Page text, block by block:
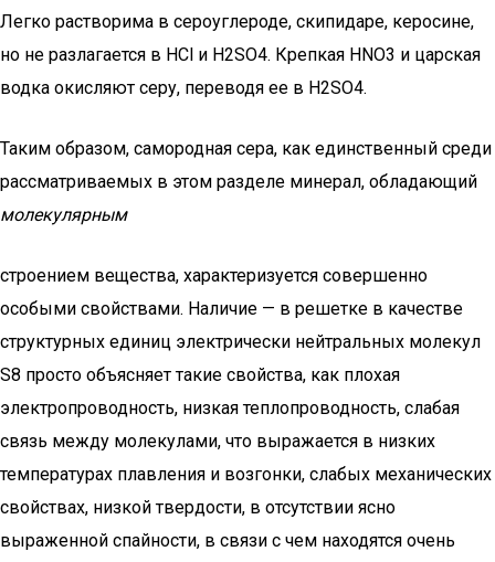
Легко растворима в сероуглероде, скипидаре, керосине,
но не разлагается в НСl и H2SO4. Крепкая HNO3 и царская
водка окисляют серу, переводя ее в H2SO4.
Таким образом, самородная сера, как единственный среди
рассматриваемых в этом разделе минерал, обладающий
молекулярным
строением вещества, характеризуется совершенно
особыми свойствами. Наличие — в решетке в качестве
структурных единиц электрически нейтральных молекул
S8 просто объясняет такие свойства, как плохая
электропроводность, низкая теплопроводность, слабая
связь между молекулами, что выражается в низких
температурах плавления и возгонки, слабых механических
свойствах, низкой твердости, в отсутствии ясно
выраженной спайности, в связи с чем находятся очень